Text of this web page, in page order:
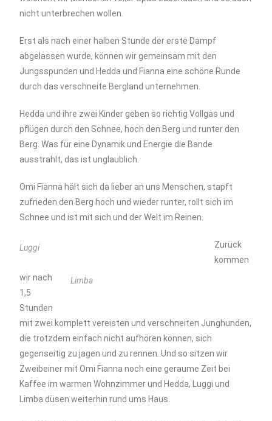
nicht unterbrechen wollen.
Erst als nach einer halben Stunde der erste Dampf
abgelassen wurde, können wir gemeinsam mit den
Jungsspunden und Hedda und Fianna eine schöne Runde
durch das verschneite Bergland unternehmen.
Hedda und ihre zwei Kinder geben so richtig Vollgas und
pflügen durch den Schnee, hoch den Berg und runter den
Berg. Was für eine Dynamik und Energie die Bande
ausstrahlt, das ist unglaublich.
Omi Fianna hält sich da lieber an uns Menschen, stapft
zufrieden den Berg hoch und wieder runter, rollt sich im
Schnee und ist mit sich und der Welt im Reinen.
Luggi
Limba
Zurück
kommen
wir nach
1,5
Stunden
mit zwei komplett vereisten und verschneiten Junghunden,
die trotzdem einfach nicht aufhören können, sich
gegenseitig zu jagen und zu rennen. Und so sitzen wir
Zweibeiner mit Omi Fianna noch eine geraume Zeit bei
Kaffee im warmen Wohnzimmer und Hedda, Luggi und
Limba düsen weiterhin rund ums Haus.